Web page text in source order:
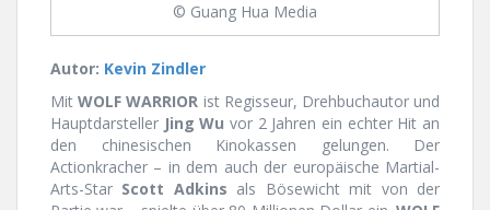
© Guang Hua Media
Autor: Kevin Zindler
MitWOLF WARRIOR ist Regisseur, Drehbuchautor und
Hauptdarsteller Jing Wu vor 2 Jahren ein echter Hit an
den chinesischen Kinokassen gelungen. Der
Actionkracher – in dem auch der europäische Martial-
Arts-Star Scott Adkins als Bösewicht mit von der